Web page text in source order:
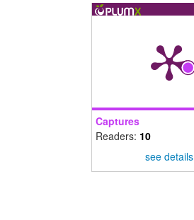
Captures
Readers: 10
see details